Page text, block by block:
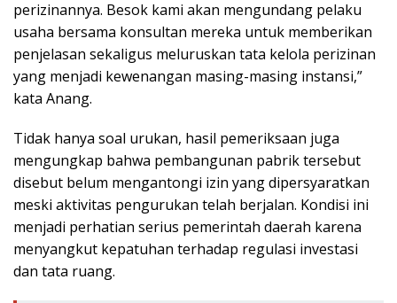
perizinannya. Besok kami akan mengundang pelaku
usaha bersama konsultan mereka untuk memberikan
penjelasan sekaligus meluruskan tata kelola perizinan
yang menjadi kewenangan masing-masing instansi,”
kata Anang.
Tidak hanya soal urukan, hasil pemeriksaan juga
mengungkap bahwa pembangunan pabrik tersebut
disebut belum mengantongi izin yang dipersyaratkan
meski aktivitas pengurukan telah berjalan. Kondisi ini
menjadi perhatian serius pemerintah daerah karena
menyangkut kepatuhan terhadap regulasi investasi
dan tata ruang.